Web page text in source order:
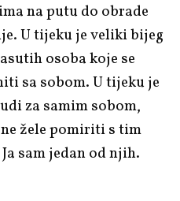
na putu do obrade
U tijeku je veliki bijeg
osoba koje se
sa sobom. U tijeku je
za samim sobom,
žele pomiriti s tim
sam jedan od njih.